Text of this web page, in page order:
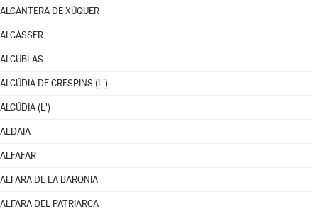
ALCÀNTERA DE XÚQUER
ALCÀSSER
ALCUBLAS
ALCÚDIA DE CRESPINS (L')
ALCÚDIA (L')
ALDAIA
ALFAFAR
ALFARA DE LA BARONIA
ALFARA DEL PATRIARCA